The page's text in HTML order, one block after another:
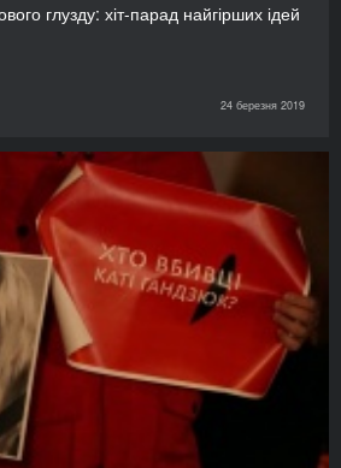
глузду: хіт-парад найгірших ідей
24 березня 2019